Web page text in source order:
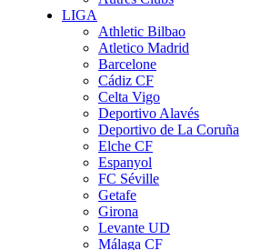
LIGA
Athletic Bilbao
Atletico Madrid
Barcelone
Cádiz CF
Celta Vigo
Deportivo Alavés
Deportivo de La Coruña
Elche CF
Espanyol
FC Séville
Getafe
Girona
Levante UD
Málaga CF